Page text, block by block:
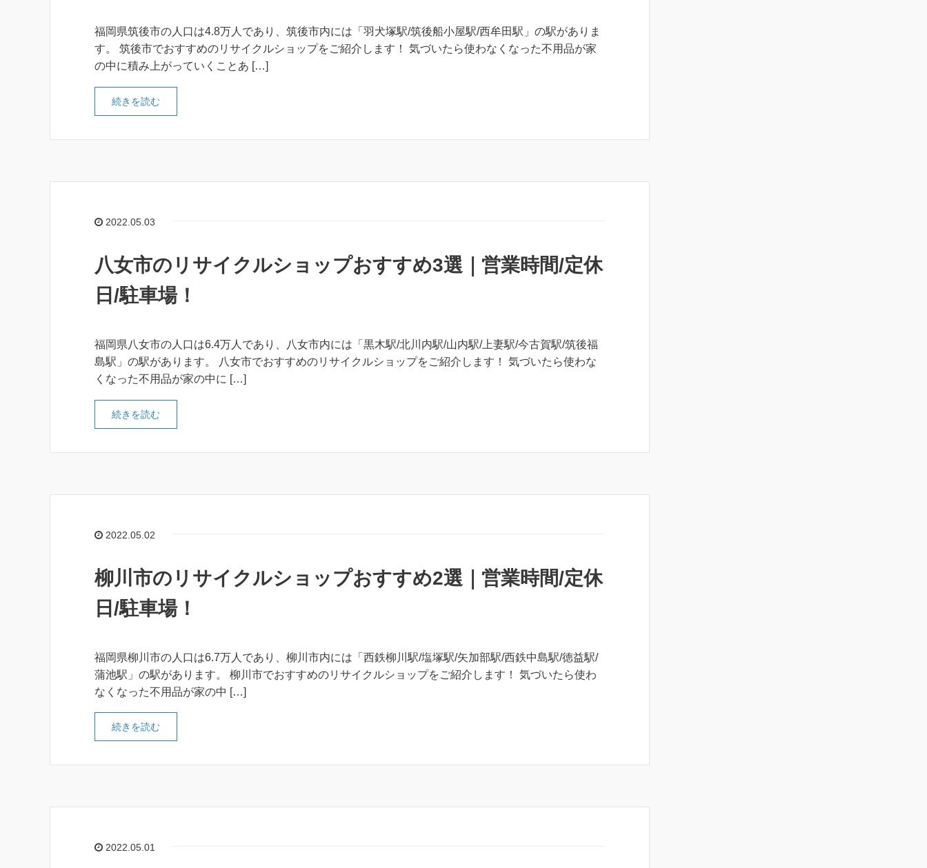
福岡県筑後市の人口は4.8万人であり、筑後市内には「羽犬塚駅/筑後船小屋駅/西牟田駅」の駅がありま
す。 筑後市でおすすめのリサイクルショップをご紹介します！ 気づいたら使わなくなった不用品が家
の中に積み上がっていくことあ […]
続きを読む
2022.05.03
八女市のリサイクルショップおすすめ3選｜営業時間/定休
日/駐車場！
福岡県八女市の人口は6.4万人であり、八女市内には「黒木駅/北川内駅/山内駅/上妻駅/今古賀駅/筑後福
島駅」の駅があります。 八女市でおすすめのリサイクルショップをご紹介します！ 気づいたら使わな
くなった不用品が家の中に […]
続きを読む
2022.05.02
柳川市のリサイクルショップおすすめ2選｜営業時間/定休
日/駐車場！
福岡県柳川市の人口は6.7万人であり、柳川市内には「西鉄柳川駅/塩塚駅/矢加部駅/西鉄中島駅/徳益駅/
蒲池駅」の駅があります。 柳川市でおすすめのリサイクルショップをご紹介します！ 気づいたら使わ
なくなった不用品が家の中 […]
続きを読む
2022.05.01